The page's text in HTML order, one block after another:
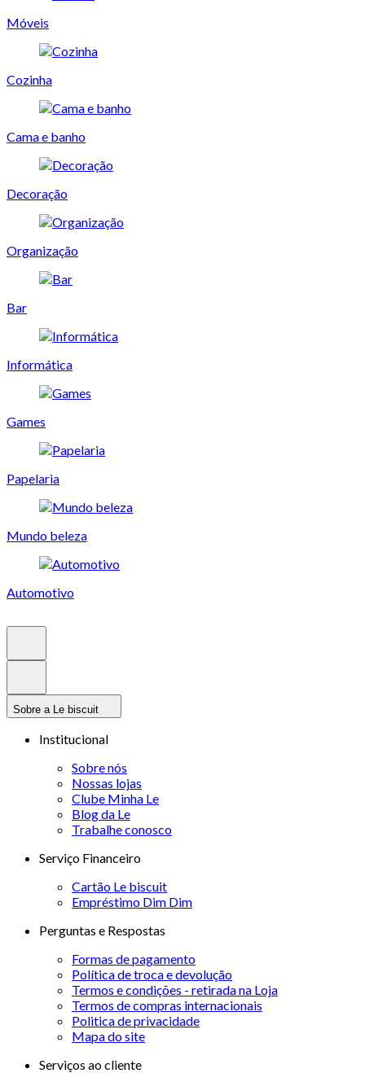
Móveis
Cozinha
Cama e banho
Decoração
Organização
Bar
Informática
Games
Papelaria
Mundo beleza
Automotivo
Sobre a Le biscuit
Institucional
Sobre nós
Nossas lojas
Clube Minha Le
Blog da Le
Trabalhe conosco
Serviço Financeiro
Cartão Le biscuit
Empréstimo Dim Dim
Perguntas e Respostas
Formas de pagamento
Política de troca e devolução
Termos e condições - retirada na Loja
Termos de compras internacionais
Politica de privacidade
Mapa do site
Serviços ao cliente